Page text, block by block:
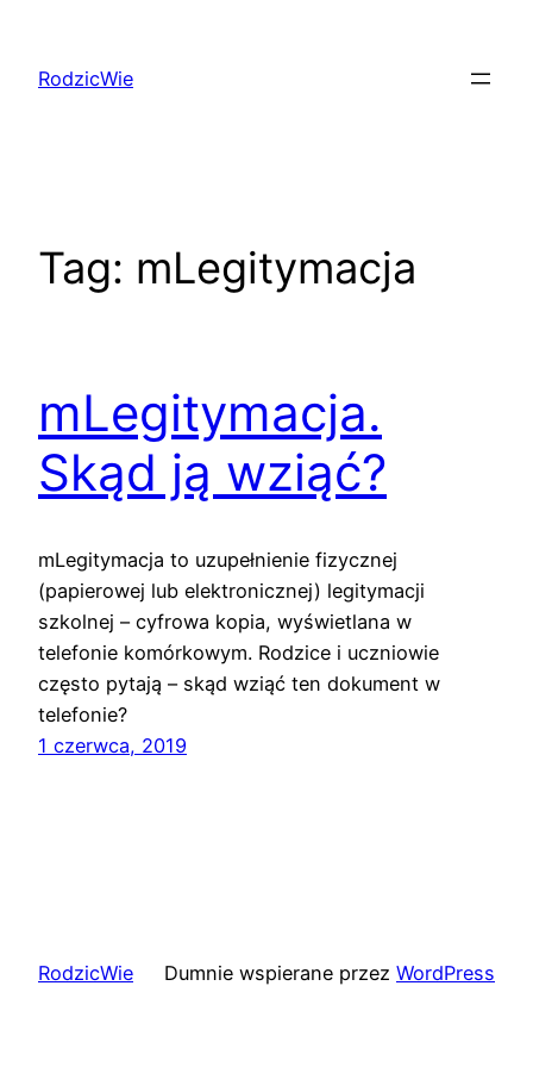
treściRodzicWie
Tag: mLegitymacja
mLegitymacja.
Skąd ją wziąć?
mLegitymacja to uzupełnienie fizycznej
(papierowej lub elektronicznej) legitymacji
szkolnej – cyfrowa kopia, wyświetlana w
telefonie komórkowym. Rodzice i uczniowie
często pytają – skąd wziąć ten dokument w
telefonie?
1 czerwca, 2019
RodzicWie Dumnie wspierane przez WordPress